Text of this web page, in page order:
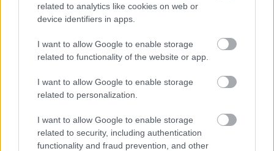
related to analytics like cookies on web or
device identifiers in apps.
I want to allow Google to enable storage
related to functionality of the website or app.
I want to allow Google to enable storage
related to personalization.
I want to allow Google to enable storage
related to security, including authentication
functionality and fraud prevention, and other